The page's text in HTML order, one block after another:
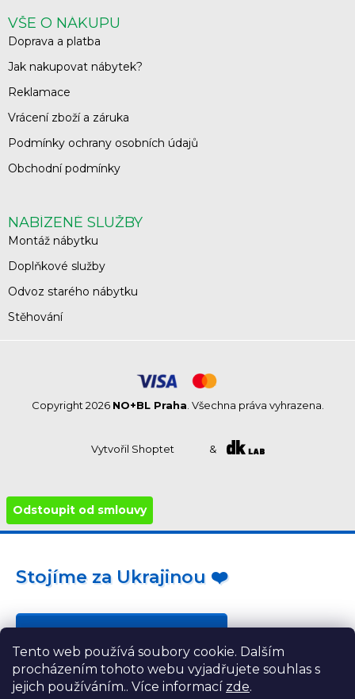
Tento web používá soubory cookie. Dalším
procházením tohoto webu vyjadřujete souhlas s
jejich používáním.. Více informací zde.
VŠE O NÁKUPU
Doprava a platba
Jak nakupovat nábytek?
Reklamace
Vrácení zboží a záruka
Podmínky ochrany osobních údajů
Obchodní podmínky
NABÍZENÉ SLUŽBY
Montáž nábytku
Doplňkové služby
Odvoz starého nábytku
Stěhování
Vytvořil Shoptet &
Copyright 2026 NO+BL Praha. Všechna práva vyhrazena.
Odstoupit od smlouvy
Stojíme za Ukrajinou ❤️